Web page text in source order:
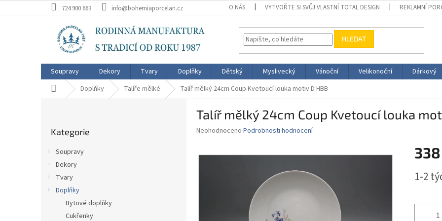
na
724 900 663 info@bohemiaporcelan.cz O NÁS VYTVOŘTE SI SVŮJ VLASTNÍ TOTAL DESIGN REKLAMNÍ
HLEDAT
Soupravy Dekory Tvary Doplňky Dětský Myslivecký Vánoční Velikonoční Dárkový
Domů Doplňky Talíře mělké Talíř mělký 24cm Coup Kvetoucí louka motiv D HBB
kategorie
Kategorie
Soupravy
Dekory
Tvary
Doplňky
Bytové doplňky
Cukřenky
Talíř mělký 24cm Coup Kvetoucí louka
Průměrné
je
Neohodnoceno Podrobnosti hodnocení
cena:
1-2